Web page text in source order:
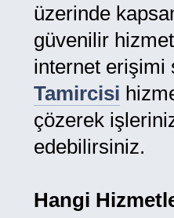
üzerinde
güvenilir
internet erişimi
Tamircisi
çözerek
edebilirsiniz.
Hangi